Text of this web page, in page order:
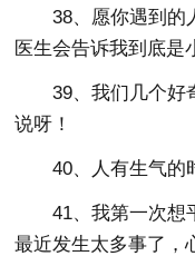
38、愿你遇到的
医生会告诉我到底是
39、我们几个好奇
说呀！
40、人有生气的时
41、我第一次想
最近发生太多事了，